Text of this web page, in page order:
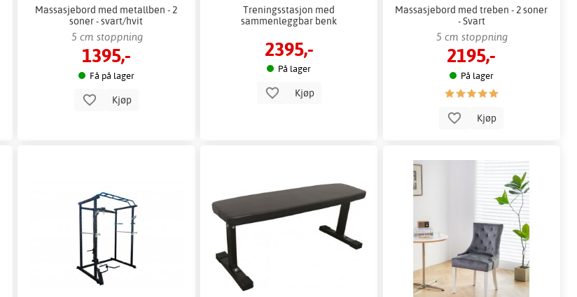
Massasjebord med metallben - 2
soner - svart/hvit
5 cm stoppning
1395,-
Få på lager
Kjøp
Treningsstasjon med
sammenleggbar benk
2395,-
På lager
Kjøp
Massasjebord med treben - 2 soner
- Svart
5 cm stoppning
2195,-
På lager
Kjøp